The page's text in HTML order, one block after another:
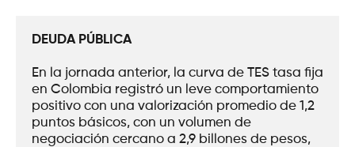
DEUDA PÚBLICA
En la jornada anterior, la curva de TES tasa fija
en Colombia registró un leve comportamiento
positivo con una valorización promedio de 1,2
puntos básicos, con un volumen de
negociación cercano a 2,9 billones de pesos,